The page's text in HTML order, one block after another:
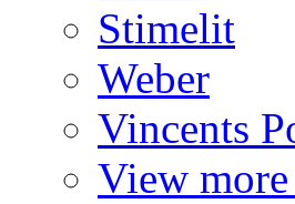
Stimelit
Weber
Vincents
View more